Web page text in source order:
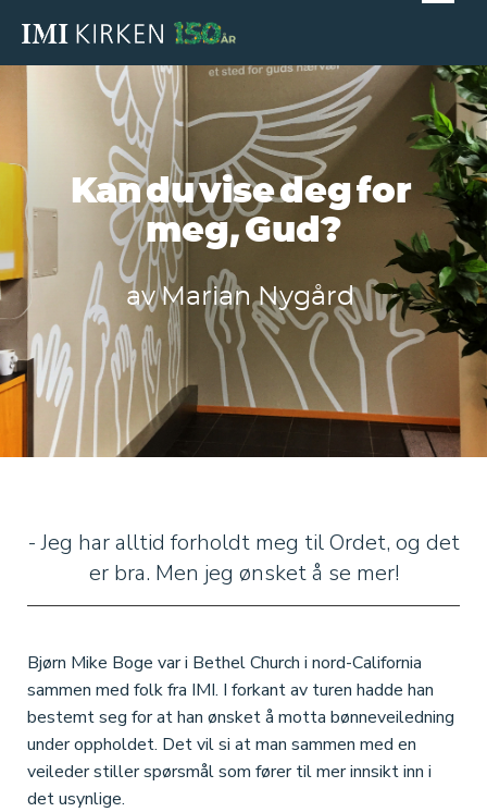
Kan du vise deg for
meg, Gud?
avMarian Nygård
- Jeg har alltid forholdt meg til Ordet, og det
er bra. Men jeg ønsket å se mer!
Bjørn Mike Boge var i Bethel Church i nord-California
sammen med folk fra IMI. I forkant av turen hadde han
bestemt seg for at han ønsket å motta bønneveiledning
under oppholdet. Det vil si at man sammen med en
veileder stiller spørsmål som fører til mer innsikt inn i
det usynlige.